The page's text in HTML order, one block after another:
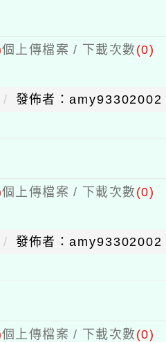
個上傳檔案 / 下載次數(0)
發佈者：amy93302002
個上傳檔案 / 下載次數(0)
發佈者：amy93302002
個上傳檔案 / 下載次數(0)